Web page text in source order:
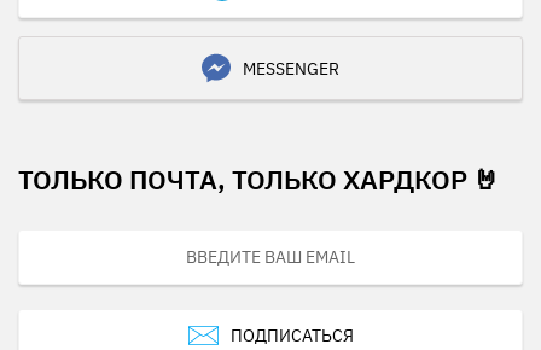
MESSENGER
ТОЛЬКО ПОЧТА, ТОЛЬКО ХАРДКОР 🤘
ПОДПИСАТЬСЯ